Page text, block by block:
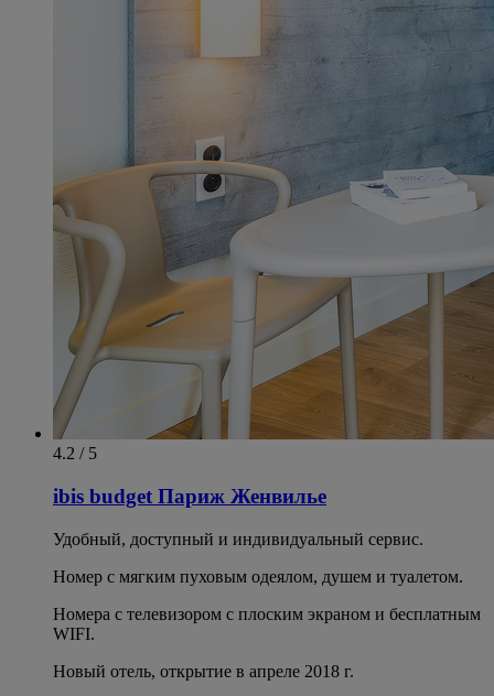
4.2 / 5
ibis budget Париж Женвилье
Удобный, доступный и индивидуальный сервис.
Номер с мягким пуховым одеялом, душем и туалетом.
Номера с телевизором с плоским экраном и бесплатным
WIFI.
Новый отель, открытие в апреле 2018 г.